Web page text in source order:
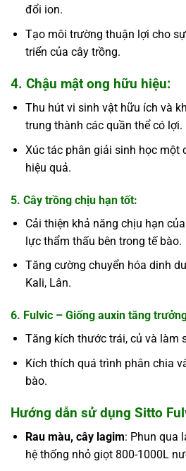
đổi ion.
Tạo môi trường thuận lợi cho
triển của cây trồng.
4. Chậu mật ong hữu hiệu:
Thu hút vi sinh vật hữu ích và
trung thành các quần thể có lợi.
Xúc tác phân giải sinh học một
hiệu quả.
5. Cây trồng chịu hạn tốt:
Cải thiện khả năng chịu hạn
lực thẩm thấu bên trong tế bào.
Tăng cường chuyển hóa dinh
Kali, Lân.
6. Fulvic – Giống auxin tăng
Tăng kích thước trái, củ và làm
Kích thích quá trình phân chia
bào.
Hướng dẫn sử dụng Sitto
Rau màu, cây lagim: Phun qua
hệ thống nhỏ giọt 800-1000L